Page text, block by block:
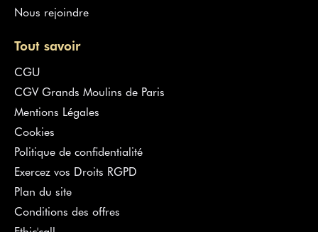
Nous rejoindre
Tout savoir
CGU
CGV Grands Moulins de Paris
Mentions Légales
Cookies
Politique de confidentialité
Exercez vos Droits RGPD
Plan du site
Conditions des offres